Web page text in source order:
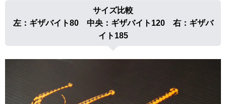
サイズ比較
左：ギザバイト80 中央：ギザバイト120 右：ギザバ
イト185